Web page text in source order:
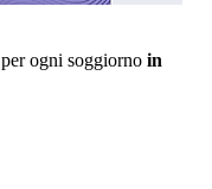
per ogni soggiorno in